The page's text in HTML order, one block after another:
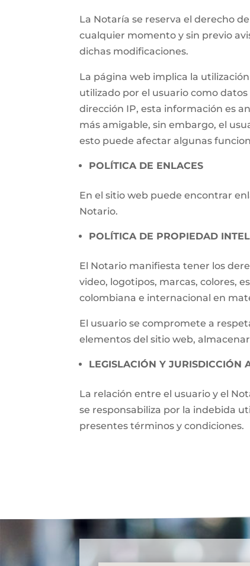
La Notaría se reserva el derecho
cualquier momento y sin previo
dichas modificaciones.
La página web implica la
utilizado por el usuario como
dirección IP, esta información es
más amigable, sin embargo, el
esto puede afectar algunas
POLÍTICA DE ENLACES
En el sitio web puede encontrar
Notario.
POLÍTICA DE PROPIEDAD
El Notario manifiesta tener los
video, logotipos, marcas, colores,
colombiana e internacional en
El usuario se compromete a
elementos del sitio web,
LEGISLACIÓN Y JURISDICCIÓN
La relación entre el usuario y el
se responsabiliza por la indebida
presentes términos y condiciones.